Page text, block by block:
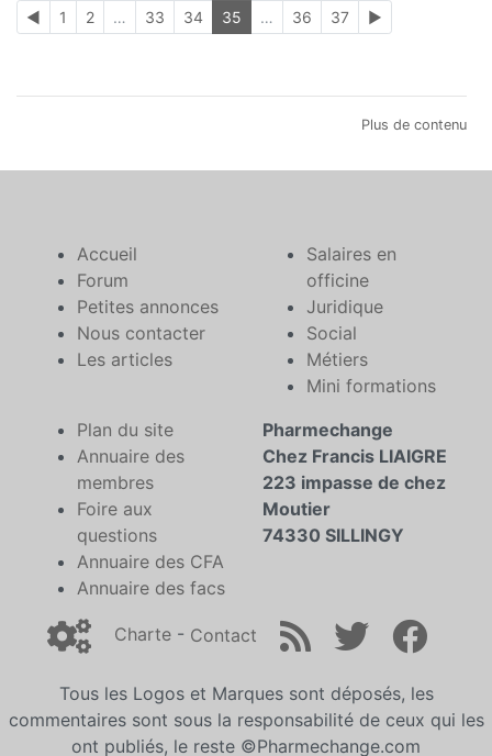
◄ 1 2 … 33 34 35 … 36 37 ►
Plus de contenu
Accueil
Forum
Petites annonces
Nous contacter
Les articles
Salaires en
officine
Juridique
Social
Métiers
Mini formations
Plan du site
Annuaire des
membres
Foire aux
questions
Annuaire des CFA
Annuaire des facs
Pharmechange
Chez Francis LIAIGRE
223 impasse de chez
Moutier
74330 SILLINGY
Charte - Contact
Tous les Logos et Marques sont déposés, les
commentaires sont sous la responsabilité de ceux qui les
ont publiés, le reste ©Pharmechange.com